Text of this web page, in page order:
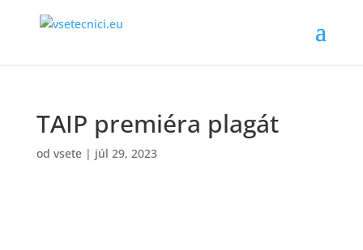
TAIP premiéra plagát
od vsete| júl 29, 2023